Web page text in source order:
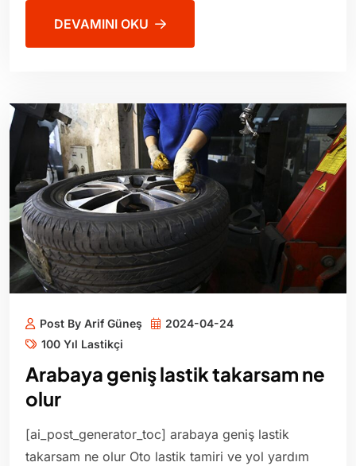
DEVAMINI OKU
Post By Arif Güneş
2024-04-24
100 Yıl Lastikçi
Arabaya geniş lastik takarsam ne
olur
[ai_post_generator_toc] arabaya geniş lastik
takarsam ne olur Oto lastik tamiri ve yol yardım